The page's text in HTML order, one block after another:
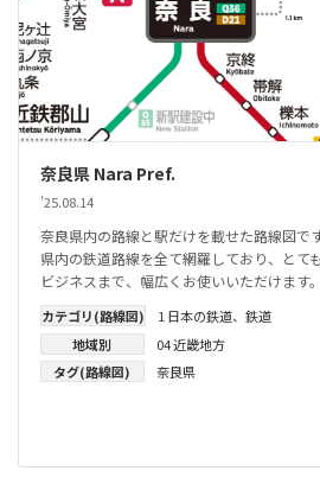
奈良県 Nara Pref.
'25.08.14
奈良県内の路線と駅だけを載せた路線図です
県内の鉄道路線を全て網羅しており、とて
ビジネスまで、幅広くお使いいただけます。
カテゴリ(路線図) 1 日本の鉄道、 鉄道
地域別
04 近畿地方
タグ(路線図)
奈良県